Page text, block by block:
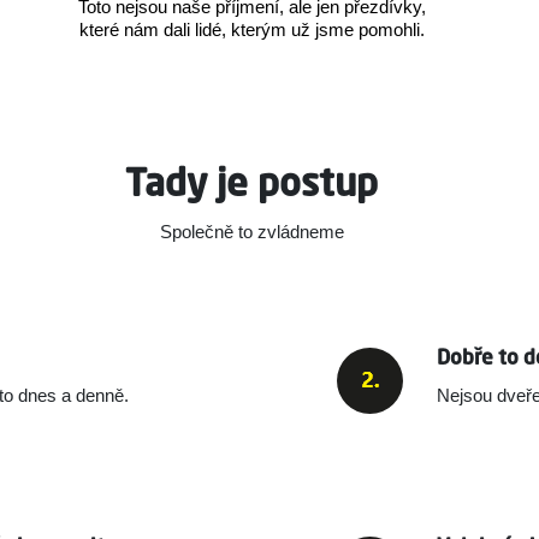
Toto nejsou naše příjmení, ale jen přezdívky,
které nám dali lidé, kterým už jsme pomohli.
Tady je postup
Společně to zvládneme
dnes a denně.
Dobře to
Nejsou